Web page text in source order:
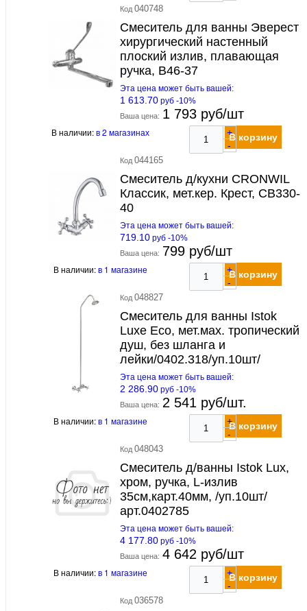
Код 040748
Смеситель для ванны Эверест
хирургический настенный
плоский излив, плавающая
ручка, В46-37
Эта цена может быть вашей:
1 613.70 руб -10%
Ваша цена: 1 793 руб/шт
В наличии:в 2 магазинах
+
-
В корзину
Код 044165
Смеситель д/кухни CRONWIL
Классик, мет.кер. Крест, CB330-
40
Эта цена может быть вашей:
719.10 руб -10%
Ваша цена: 799 руб/шт
В наличии:в 1 магазине
+
-
В корзину
Код 048827
Смеситель для ванны Istok
Luxe Eco, мет.мах. тропический
душ, без шланга и
лейки/0402.318/уп.10шт/
Эта цена может быть вашей:
2 286.90 руб -10%
Ваша цена: 2 541 руб/шт.
В наличии:в 1 магазине
+
-
В корзину
Код 048043
Смеситель д/ванны Istok Lux,
хром, ручка, L-излив
35см,карт.40мм, /уп.10шт/
арт.0402785
Эта цена может быть вашей:
4 177.80 руб -10%
Ваша цена: 4 642 руб/шт
В наличии:в 1 магазине
+
-
В корзину
Код 036578